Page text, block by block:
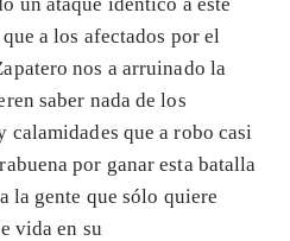
a los afectados por el
nos a arruinado la
saber nada de los
calamidades que a robo casi
por ganar esta batalla
la gente que sólo quiere
vida en su